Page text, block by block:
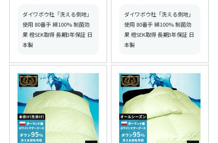
【グッドふとんマーク取
得】
ダイワボウ社「洗える側地」
使用 80番手 綿100% 制菌効
果 橙SEK取得 長期3年保証 日
本製
得】【グッドふとんマー
ク取得】
ダイワボウ社「洗える側地」
使用 80番手 綿100% 制菌効
果 橙SEK取得 長期3年保証 日
本製